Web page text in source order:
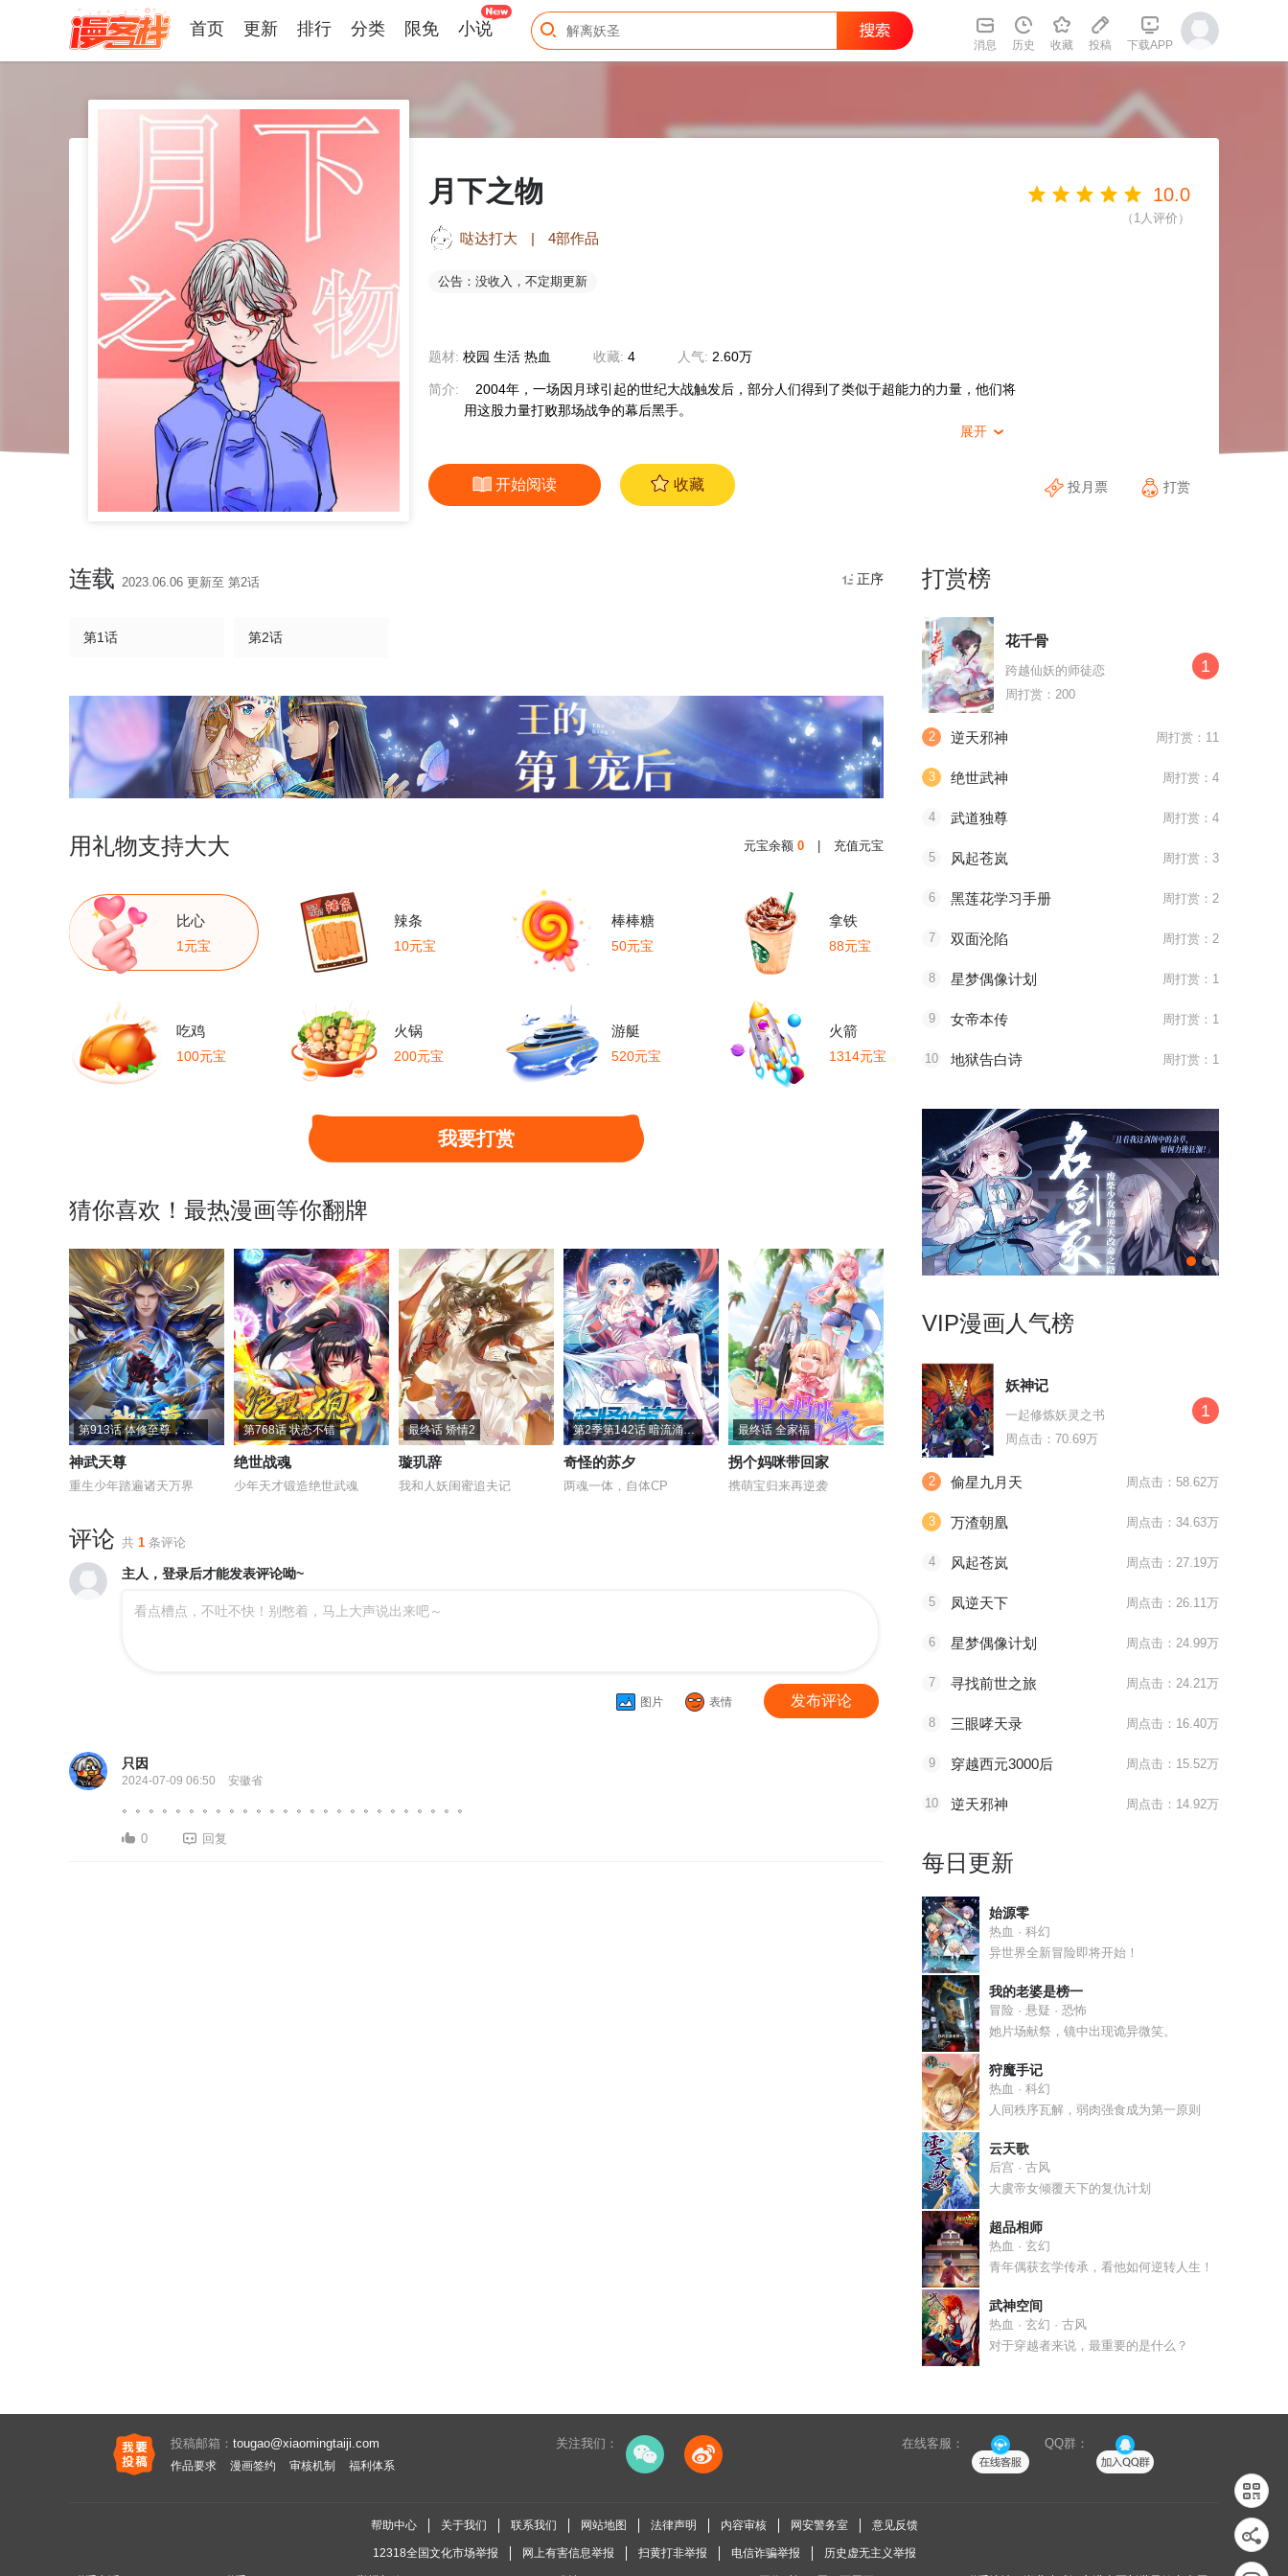
月下之物
哒达打大 | 4部作品
公告：没收入，不定期更新
题材: 校园 生活 热血 收藏: 4 人气: 2.60万
简介:
2004年，一场因月球引起的世纪大战触发后，部分人们得到了类似于超能力的力量，他们将
用这股力量打败那场战争的幕后黑手。
展开 
开始阅读 收藏
10.0
（ 1人评价）
投月票 打赏
连载 2023.06.06 更新至 第2话 正序
第1话 第2话
用礼物支持大大 元宝余额 0 充值元宝
比心
1元宝
辣条
10元宝
棒棒糖
50元宝
拿铁
88元宝
吃鸡
100元宝
火锅
200元宝
游艇
520元宝
火箭
1314元宝
我要打赏
猜你喜欢！最热漫画等你翻牌
第913话 体修至尊，你且如何？
神武天尊
重生少年踏遍诸天万界
第768话 状态不错
绝世战魂
少年天才锻造绝世武魂
最终话 矫情2
璇玑辞
我和人妖闺蜜追夫记
第2季第142话 暗流涌动2
奇怪的苏夕
两魂一体，自体CP
最终话 全家福
拐个妈咪带回家
携萌宝归来再逆袭
最终话 要变得更强！
镇国神婿
上古神族之间的绝美旷世之恋
评论 共 1 条评论
主人，登录后才能发表评论呦~
看点槽点，不吐不快！别憋着，马上大声说出来吧～
图片 表情 发布评论
只因
2024-07-09 06:50 安徽省
。。。。。。。。。。。。。。。。。。。。。。。。。。
0 回复
打赏榜
花千骨
跨越仙妖的师徒恋
周打赏：200
1
2 逆天邪神 周打赏：11
3 绝世武神 周打赏：4
4 武道独尊 周打赏：4
5 风起苍岚 周打赏：3
6 黑莲花学习手册 周打赏：2
7 双面沦陷 周打赏：2
8 星梦偶像计划 周打赏：1
9 女帝本传 周打赏：1
10 地狱告白诗 周打赏：1
VIP漫画人气榜
妖神记
一起修炼妖灵之书
周点击：70.69万
1
2 偷星九月天 周点击：58.62万
3 万渣朝凰 周点击：34.63万
4 风起苍岚 周点击：27.19万
5 凤逆天下 周点击：26.11万
6 星梦偶像计划 周点击：24.99万
7 寻找前世之旅 周点击：24.21万
8 三眼哮天录 周点击：16.40万
9 穿越西元3000后 周点击：15.52万
10 逆天邪神 周点击：14.92万
每日更新
始源零
热血 · 科幻
异世界全新冒险即将开始！
我的老婆是榜一
冒险 · 悬疑 · 恐怖
她片场献祭，镜中出现诡异微笑。
狩魔手记
热血 · 科幻
人间秩序瓦解，弱肉强食成为第一原则
云天歌
后宫 · 古风
大虞帝女倾覆天下的复仇计划
超品相师
热血 · 玄幻
青年偶获玄学传承，看他如何逆转人生！
武神空间
热血 · 玄幻 · 古风
对于穿越者来说，最重要的是什么？
首页 更新 排行 分类 限免 小说
消息 历史 收藏 投稿 下载APP
投稿邮箱： tougao@xiaomingtaiji.com
作品要求 漫画签约 审核机制 福利体系
关注我们： 在线客服： QQ群：
帮助中心 关于我们 联系我们 网站地图 法律声明 内容审核 网安警务室 意见反馈
12318全国文化市场举报 网上有害信息举报 扫黄打非举报 电信诈骗举报 历史虚无主义举报